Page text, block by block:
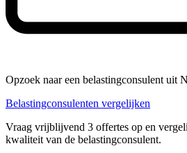
Opzoek naar een belastingconsulent uit
Belastingconsulenten vergelijken
Vraag vrijblijvend 3 offertes op en
kwaliteit van de belastingconsulent.